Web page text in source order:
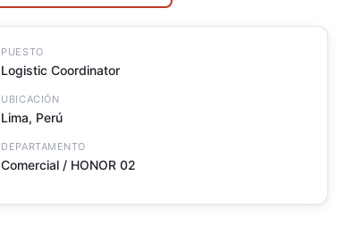
PUESTO
Logistic Coordinator
UBICACIÓN
Lima, Perú
DEPARTAMENTO
Comercial / HONOR 02